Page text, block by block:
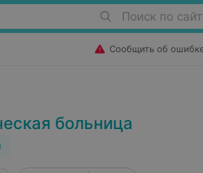
Поиск по
Сообщить об
больница